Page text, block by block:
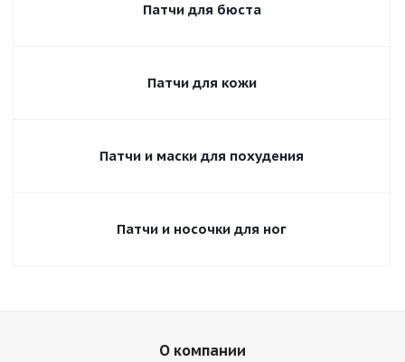
Патчи для бюста
Патчи для кожи
Патчи и маски для похудения
Патчи и носочки для ног
О компании